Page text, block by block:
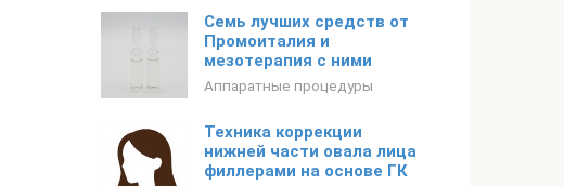
Семь лучших средств от
Промоиталия и
мезотерапия с ними
Аппаратные процедуры
Техника коррекции
нижней части овала лица
филлерами на основе ГК